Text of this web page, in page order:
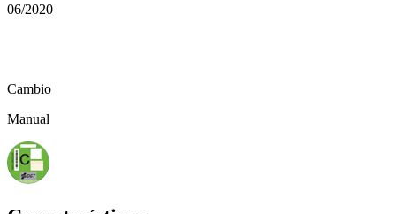
06/2020
Cambio
Manual